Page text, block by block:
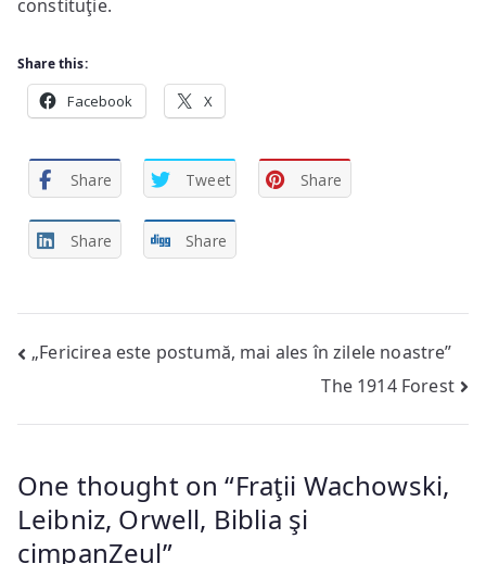
constituţie.
Share this:
Facebook X
Share Tweet Share
Share Share
Post
„Fericirea este postumă, mai ales în zilele noastre”
The 1914 Forest
One thought on “Fraţii Wachowski,
Leibniz, Orwell, Biblia şi
cimpanZeul”